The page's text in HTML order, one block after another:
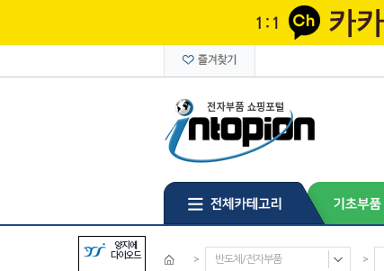
> 반도체/전자부품 >